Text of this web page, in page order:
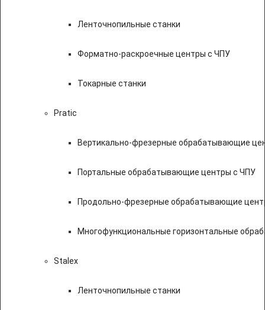
Ленточнопильные станки
Форматно-раскроечные центры с ЧПУ
Токарные станки
Pratic
Вертикально-фрезерные обрабатывающие
Портальные обрабатывающие центры с ЧПУ
Продольно-фрезерные обрабатывающие
Многофункциональные горизонтальные
Stalex
Ленточнопильные станки